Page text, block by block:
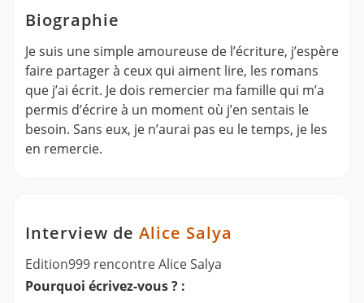
Biographie
Je suis une simple amoureuse de l’écriture, j’espère
faire partager à ceux qui aiment lire, les romans
que j’ai écrit. Je dois remercier ma famille qui m’a
permis d’écrire à un moment où j’en sentais le
besoin. Sans eux, je n’aurai pas eu le temps, je les
en remercie.
Interview de Alice Salya
Edition999 rencontre Alice Salya
Pourquoi écrivez-vous ? :